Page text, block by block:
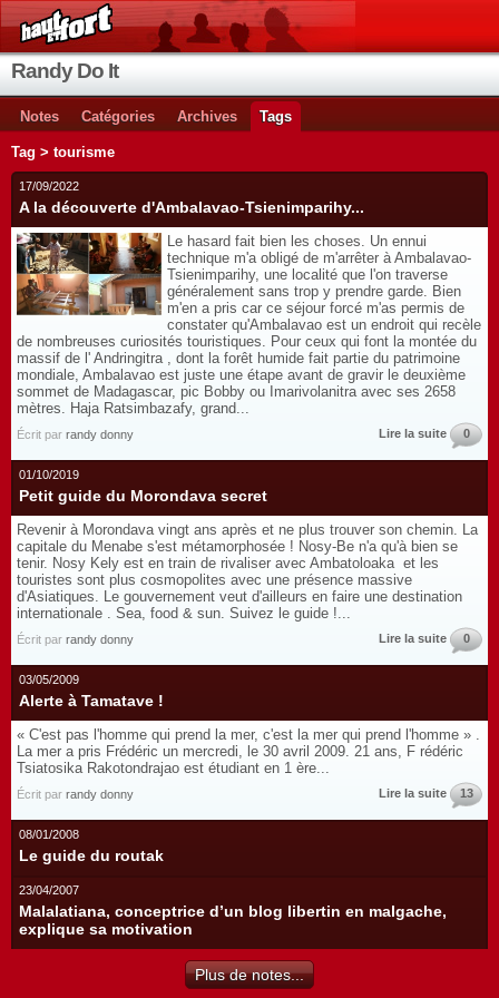
Randy Do It
Notes Catégories Archives Tags
Tag > tourisme
17/09/2022
A la découverte d'Ambalavao-Tsienimparihy...
Le hasard fait bien les choses. Un ennui
technique m'a obligé de m'arrêter à Ambalavao-
Tsienimparihy, une localité que l'on traverse
généralement sans trop y prendre garde. Bien
m'en a pris car ce séjour forcé m'as permis de
constater qu'Ambalavao est un endroit qui recèle
de nombreuses curiosités touristiques. Pour ceux qui font la montée du
massif de l' Andringitra , dont la forêt humide fait partie du patrimoine
mondiale, Ambalavao est juste une étape avant de gravir le deuxième
sommet de Madagascar, pic Bobby ou Imarivolanitra avec ses 2658
mètres. Haja Ratsimbazafy, grand...
Écrit par randy donny Lire la suite 0
01/10/2019
Petit guide du Morondava secret
Revenir à Morondava vingt ans après et ne plus trouver son chemin. La
capitale du Menabe s'est métamorphosée ! Nosy-Be n'a qu'à bien se
tenir. Nosy Kely est en train de rivaliser avec Ambatoloaka et les
touristes sont plus cosmopolites avec une présence massive
d'Asiatiques. Le gouvernement veut d'ailleurs en faire une destination
internationale . Sea, food & sun. Suivez le guide !...
Écrit par randy donny Lire la suite 0
03/05/2009
Alerte à Tamatave !
« C'est pas l'homme qui prend la mer, c'est la mer qui prend l'homme » .
La mer a pris Frédéric un mercredi, le 30 avril 2009. 21 ans, F rédéric
Tsiatosika Rakotondrajao est étudiant en 1 ère...
Écrit par randy donny Lire la suite 13
08/01/2008
Le guide du routak
23/04/2007
Malalatiana, conceptrice d’un blog libertin en malgache,
explique sa motivation
Plus de notes...